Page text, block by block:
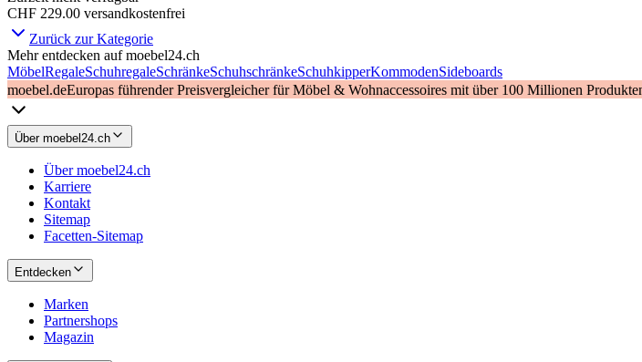
CHF 229.00 versandkostenfrei
Zurück zur Kategorie
Mehr entdecken auf moebel24.ch
MöbelRegaleSchuhregaleSchränkeSchuhschränkeSchuhkipperKommodenSideboards
moebel.deEuropas führender Preisvergleicher für Möbel & Wohnaccessoires mit über 100 Millionen
Über moebel24.ch
Über moebel24.ch
Karriere
Kontakt
Sitemap
Facetten-Sitemap
Entdecken
Marken
Partnershops
Magazin